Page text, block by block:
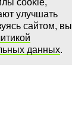
cookie,
улучшать
сайтом, вы
данных.